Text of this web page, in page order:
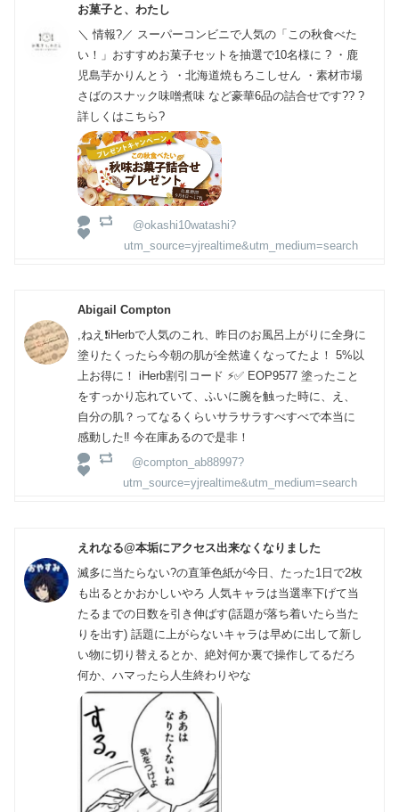
お菓子と、わたし
＼ 情報?／ スーパーコンビニで人気の「この秋食べた
い！」おすすめお菓子セットを抽選で10名様に ? ・鹿
児島芋かりんとう ・北海道焼もろこしせん ・素材市場
さばのスナック味噌煮味 など豪華6品の詰合せです?? ?
詳しくはこちら?
@okashi10watashi?
utm_source=yjrealtime&utm_medium=search
Abigail Compton
,ねえ❗️iHerbで人気のこれ、昨日のお風呂上がりに全身に
塗りたくったら今朝の肌が全然違くなってたよ！ 5%以
上お得に！ iHerb割引コード ⚡️✅ EOP9577 塗ったこと
をすっかり忘れていて、ふいに腕を触った時に、え、
自分の肌？ってなるくらいサラサラすべすべで本当に
感動した‼️ 今在庫あるので是非！
@compton_ab88997?
utm_source=yjrealtime&utm_medium=search
えれなる@本垢にアクセス出来なくなりました
滅多に当たらない?の直筆色紙が今日、たった1日で2枚
も出るとかおかしいやろ 人気キャラは当選率下げて当
たるまでの日数を引き伸ばす(話題が落ち着いたら当た
りを出す) 話題に上がらないキャラは早めに出して新し
い物に切り替えるとか、絶対何か裏で操作してるだろ
何か、ハマったら人生終わりやな